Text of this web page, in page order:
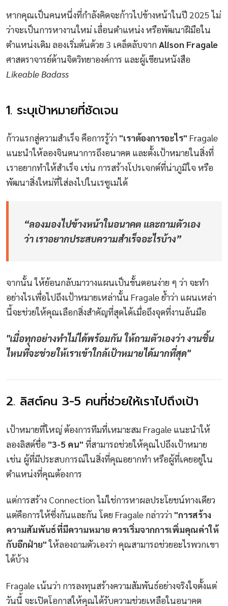
หากคุณเป็นคนหนึ่งที่กำลังคิดจะก้าวไปข้างหน้าในปี 2025 ไม่
ว่าจะเป็นการหางานใหม่ เลื่อนตำแหน่ง หรือพัฒนาฝีมือใน
ตำแหน่งเดิม ลองเริ่มต้นด้วย 3 เคล็ดลับจากAlison Fragale
ศาสตราจารย์ด้านจิตวิทยาองค์การ และผู้เขียนหนังสือ
Likeable Badass
1. ระบุเป้าหมายที่ชัดเจน
ก้าวแรกสู่ความสำเร็จ คือการรู้ว่า "เราต้องการอะไร" Fragale
แนะนำให้ลองจินตนาการถึงอนาคต และตั้งเป้าหมายในสิ่งที่
เราอยากทำให้สำเร็จ เช่น การสร้างโปรเจกต์ที่น่าภูมิใจ หรือ
พัฒนาสิ่งใหม่ที่ใส่ลงไปในเรซูเม่ได้
“ลองมองไปข้างหน้าในอนาคต และถามตัวเอง
ว่า เราอยากประสบความสำเร็จอะไรบ้าง”
จากนั้น ให้ย้อนกลับมาวางแผนเป็นขั้นตอนง่าย ๆ ว่า จะทำ
อย่างไรเพื่อไปถึงเป้าหมายเหล่านั้น Fragale ย้ำว่า แผนเหล่า
นี้จะช่วยให้คุณเลือกสิ่งสำคัญที่สุดได้เมื่อถึงจุดที่งานล้นมือ
"เมื่อทุกอย่างทำไม่ได้พร้อมกัน ให้ถามตัวเองว่า งานชิ้น
ไหนที่จะช่วยให้เราเข้าใกล้เป้าหมายได้มากที่สุด"
2. ลิสต์คน 3-5 คนที่ช่วยให้เราไปถึงเป้า
เป้าหมายที่ใหญ่ ต้องการทีมที่เหมาะสม Fragale แนะนำให้
ลองลิสต์ชื่อ "3-5 คน" ที่สามารถช่วยให้คุณไปถึงเป้าหมาย
เช่น ผู้ที่มีประสบการณ์ในสิ่งที่คุณอยากทำ หรือผู้ที่เคยอยู่ใน
ตำแหน่งที่คุณต้องการ
แต่การสร้าง Connection ไม่ใช่การหาผลประโยชน์ทางเดียว
แต่คือการให้ซึ่งกันและกัน โดย Fragale กล่าวว่า "การสร้าง
ความสัมพันธ์ที่มีความหมาย ควรเริ่มจากการเพิ่มคุณค่าให้
กับอีกฝ่าย"ให้ลองถามตัวเองว่า คุณสามารถช่วยอะไรพวกเขา
ได้บ้าง
Fragale เน้นว่า การลงทุนสร้างความสัมพันธ์อย่างจริงใจตั้งแต่
วันนี้ จะเปิดโอกาสให้คุณได้รับความช่วยเหลือในอนาคต